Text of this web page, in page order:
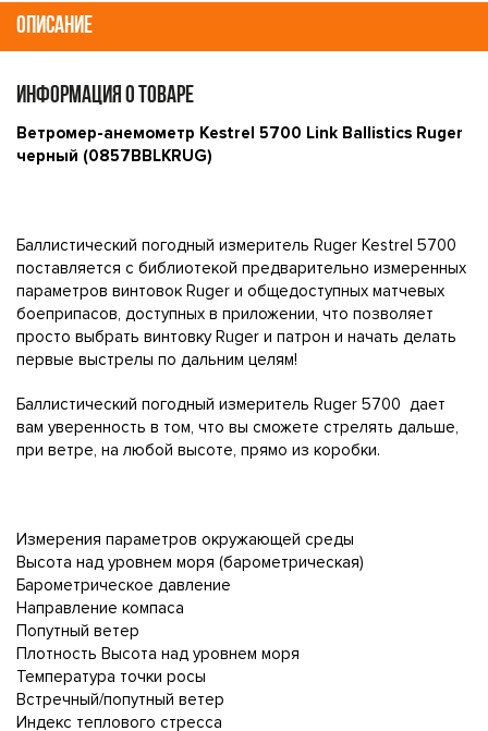
ОПИСАНИЕ
ИНФОРМАЦИЯ О ТОВАРЕ
Ветромер-анемометр Kestrel 5700 Link Ballistics Ruger
черный (0857BBLKRUG)
Баллистический погодный измеритель Ruger Kestrel 5700
поставляется с библиотекой предварительно измеренных
параметров винтовок Ruger и общедоступных матчевых
боеприпасов, доступных в приложении, что позволяет
просто выбрать винтовку Ruger и патрон и начать делать
первые выстрелы по дальним целям!
Баллистический погодный измеритель Ruger 5700 дает
вам уверенность в том, что вы сможете стрелять дальше,
при ветре, на любой высоте, прямо из коробки.
Измерения параметров окружающей среды
Высота над уровнем моря (барометрическая)
Барометрическое давление
Направление компаса
Попутный ветер
Плотность Высота над уровнем моря
Температура точки росы
Встречный/попутный ветер
Индекс теплового стресса